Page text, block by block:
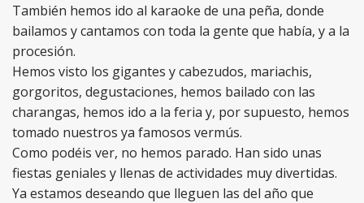
También hemos ido al karaoke de una peña, donde
bailamos y cantamos con toda la gente que había, y a la
procesión.
Hemos visto los gigantes y cabezudos, mariachis,
gorgoritos, degustaciones, hemos bailado con las
charangas, hemos ido a la feria y, por supuesto, hemos
tomado nuestros ya famosos vermús.
Como podéis ver, no hemos parado. Han sido unas
fiestas geniales y llenas de actividades muy divertidas.
Ya estamos deseando que lleguen las del año que